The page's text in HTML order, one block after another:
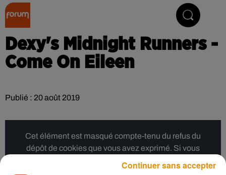
Dexy's Midnight Runners -
Come On Eileen
Publié : 20 août 2019
Cet élément est masqué compte-tenu du refus du
dépôt de cookies que vous avez exprimé. Si vous
Continuer sans accepter